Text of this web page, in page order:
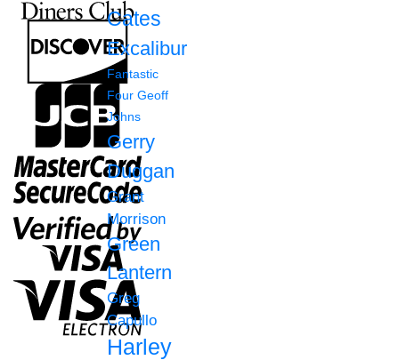
Cates
Excalibur
Fantastic
Four Geoff
Johns
Gerry
Duggan
Grant
Morrison
Green
Lantern
Greg
Capullo
Harley